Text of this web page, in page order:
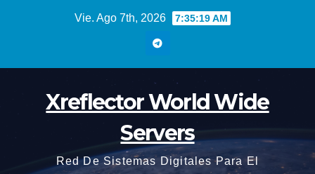
Vie. Ago 7th, 2026 7:35:19 AM
Xreflector World Wide
Servers
Red De Sistemas Digitales Para El